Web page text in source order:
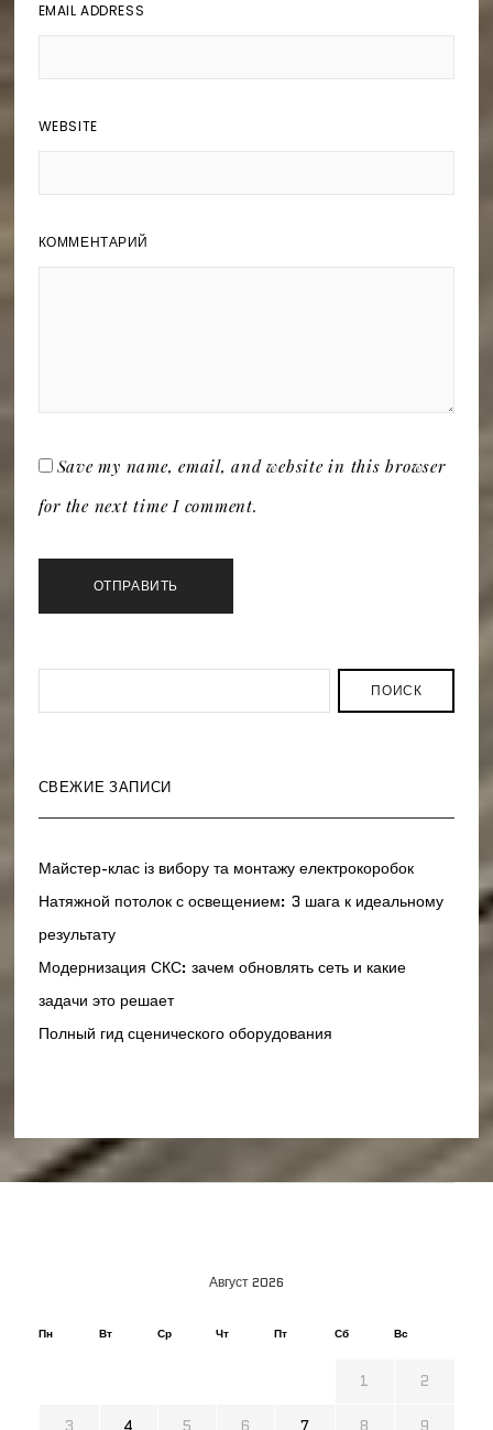
EMAIL ADDRESS
WEBSITE
КОММЕНТАРИЙ
Save my name, email, and website in this browser
for the next time I comment.
ПОИСК
СВЕЖИЕ ЗАПИСИ
Майстер-клас із вибору та монтажу електрокоробок
Натяжной потолок с освещением: 3 шага к идеальному
результату
Модернизация СКС: зачем обновлять сеть и какие
задачи это решает
Полный гид сценического оборудования
Август 2026
Пн Вт Ср Чт Пт Сб Вс
1 2